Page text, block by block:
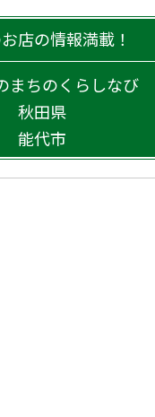
店の情報満載！
まちのくらしなび
秋田県
能代市